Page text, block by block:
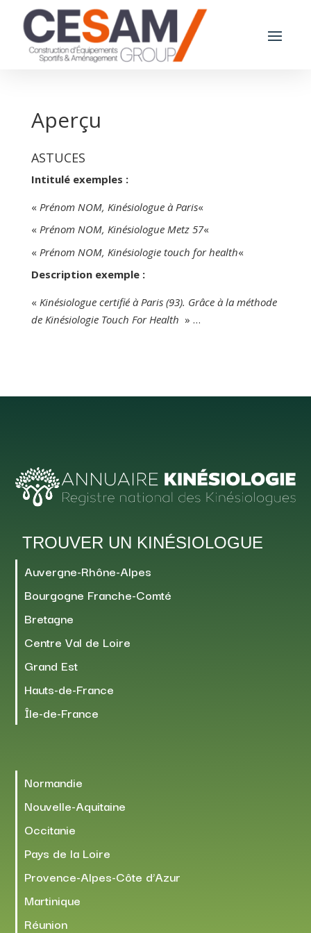
Aperçu
ASTUCES
Intitulé exemples :
« Prénom NOM, Kinésiologue à Paris«
« Prénom NOM, Kinésiologue Metz 57«
« Prénom NOM, Kinésiologie touch for health«
Description exemple :
« Kinésiologue certifié à Paris (93). Grâce à la méthode
de Kinésiologie Touch For Health » …
TROUVER UN KINÉSIOLOGUE
Auvergne-Rhône-Alpes
Bourgogne Franche-Comté
Bretagne
Centre Val de Loire
Grand Est
Hauts-de-France
Île-de-France
Normandie
Nouvelle-Aquitaine
Occitanie
Pays de la Loire
Provence-Alpes-Côte d’Azur
Martinique
Réunion